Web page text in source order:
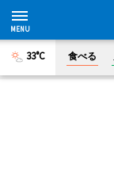
33°C 食べる